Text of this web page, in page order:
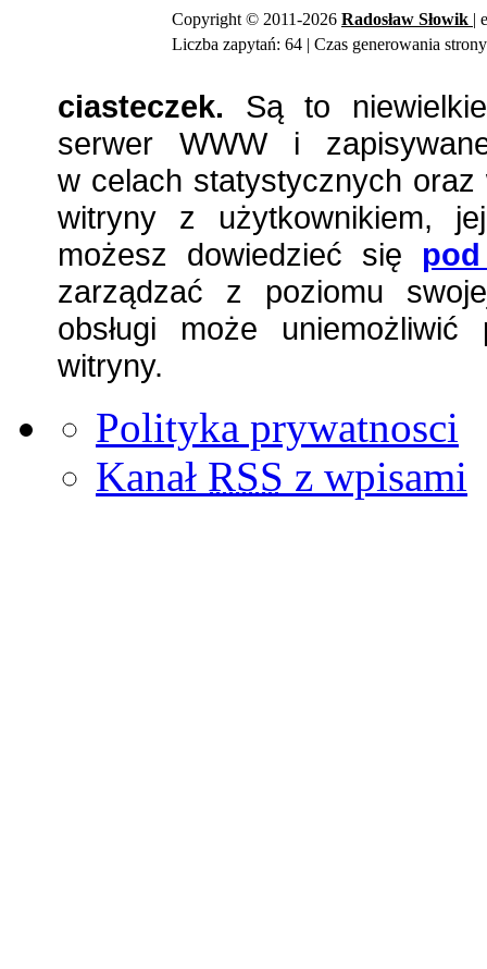
Copyright © 2011-2026 Radosław Słowik |
Liczba zapytań: 64 | Czas generowania
ciasteczek. Są to
serwer WWW i
w celach statystycznych
witryny z użytkownikiem,
możesz dowiedzieć się
zarządzać z poziomu
obsługi może
witryny.
Polityka prywatnosci
Kanał RSS z wpisami